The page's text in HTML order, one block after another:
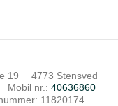
19
4773 Stensved
Mobil nr.: 40636860
: 11820174